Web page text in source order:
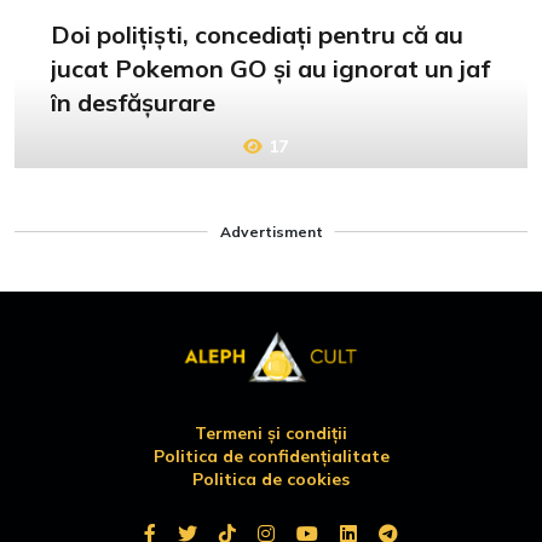
Doi polițiști, concediați pentru că au
jucat Pokemon GO și au ignorat un jaf
în desfășurare
17
Advertisment
Termeni și condiții
Politica de confidențialitate
Politica de cookies